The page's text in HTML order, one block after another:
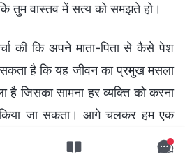
तुम वास्तव में सत्य को समझते हो।
की कि अपने माता-पिता से कैसे पेश
है कि यह जीवन का प्रमुख मसला
जिसका सामना हर व्यक्ति को करना
किया जा सकता। आगे चलकर हम एक
कि अपने बच्चों के साथ कैसे पेश आएँ।